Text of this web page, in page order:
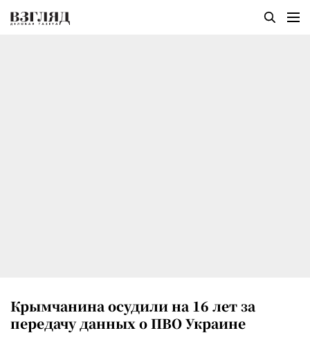
Крымчанина осудили на 16 лет за
передачу данных о ПВО Украине